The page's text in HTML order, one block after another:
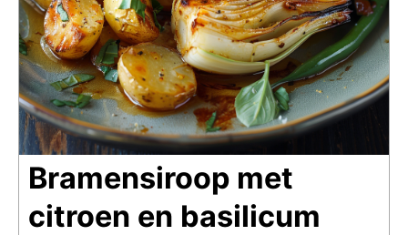
Bramensiroop met
citroen en basilicum